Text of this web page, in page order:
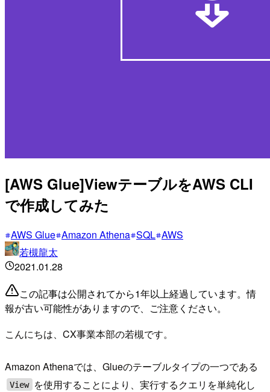
[AWS Glue]ViewテーブルをAWS CLI
で作成してみた
AWS Glue Amazon Athena SQL AWS
若槻龍太
2021.01.28
この記事は公開されてから1年以上経過しています。情
報が古い可能性がありますので、ご注意ください。
こんにちは、CX事業本部の若槻です。
Amazon Athenaでは、Glueのテーブルタイプの一つである
View
を使用することにより、実行するクエリを単純化し